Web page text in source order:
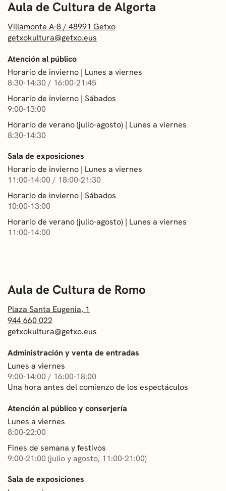
Villamonte A-8 / 48991 Getxo
getxokultura@getxo.eus
Atención al público
Horario de invierno | Lunes a viernes
8:30-14:30 / 16:00-21:45
Horario de invierno | Sábados
9:00-13:00
Horario de verano (julio-agosto) | Lunes a viernes
8:30-14:30
Sala de exposiciones
Horario de invierno | Lunes a viernes
11:00-14:00 / 18:00-21:30
Horario de invierno | Sábados
10:00-13:00
Horario de verano (julio-agosto) | Lunes a viernes
11:00-14:00
Plaza Santa Eugenia, 1
944 660 022
getxokultura@getxo.eus
Administración y venta de entradas
Lunes a viernes
9:00-14:00 / 16:00-18:00
Una hora antes del comienzo de los espectáculos
Atención al público y conserjería
Lunes a viernes
8:00-22:00
Fines de semana y festivos
9:00-21:00 (julio y agosto, 11:00-21:00)
Sala de exposiciones